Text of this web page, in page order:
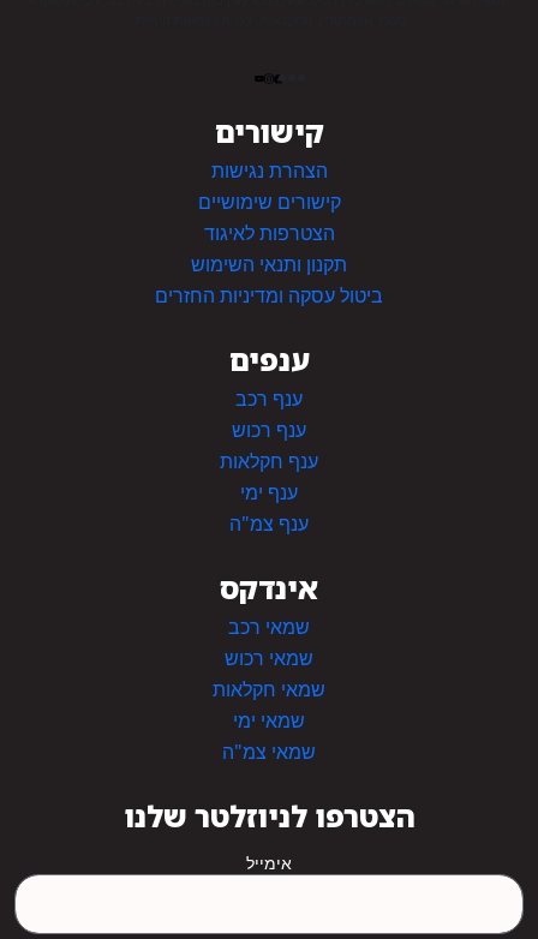
קישורים
הצהרת נגישות
קישורים שימושיים
הצטרפות לאיגוד
תקנון ותנאי השימוש
ביטול עסקה ומדיניות החזרים
ענפים
ענף רכב
ענף רכוש
ענף חקלאות
ענף ימי
ענף צמ"ה
אינדקס
שמאי רכב
שמאי רכוש
שמאי חקלאות
שמאי ימי
שמאי צמ"ה
הצטרפו לניוזלטר שלנו
אימייל